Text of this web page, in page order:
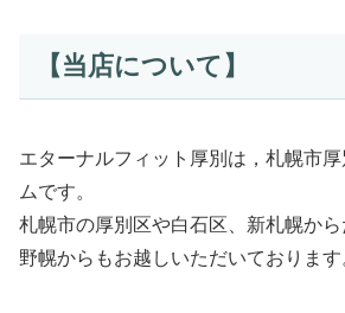
【当店について】
エターナルフィット厚別は，札幌市
ムです。
札幌市の厚別区や白石区、新札幌か
野幌からもお越しいただいております